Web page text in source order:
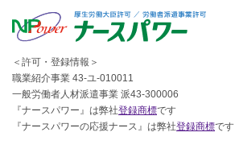
＜許可・登録情報＞
職業紹介事業 43-ユ-010011
一般労働者人材派遣事業 派43-300006
『ナースパワー』は弊社登録商標です
『ナースパワーの応援ナース』は弊社登録商標です